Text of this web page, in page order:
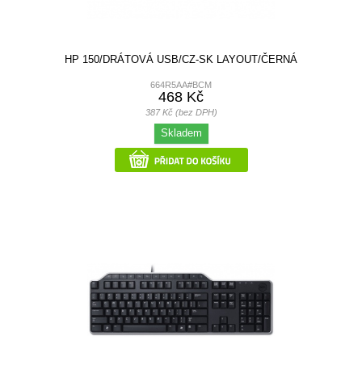
HP 150/DRÁTOVÁ USB/CZ-SK LAYOUT/ČERNÁ
664R5AA#BCM
468 Kč
387 Kč (bez DPH)
Skladem